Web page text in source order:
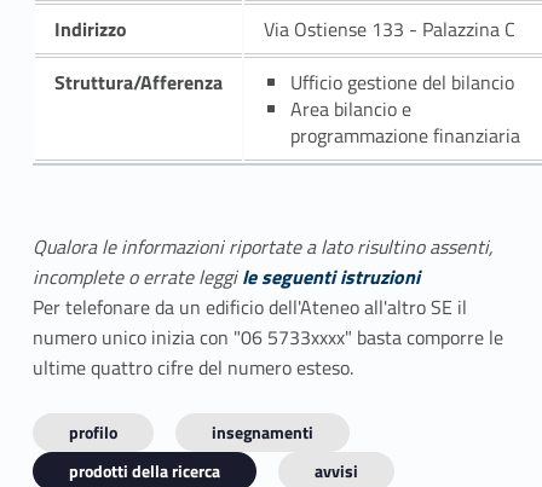
Indirizzo
Via Ostiense 133 - Palazzina C
Struttura/Afferenza
Ufficio gestione del bilancio
Area bilancio e
programmazione finanziaria
Qualora le informazioni riportate a lato risultino assenti,
incomplete o errate leggile seguenti istruzioni
Per telefonare da un edificio dell'Ateneo all'altro SE il
numero unico inizia con "06 5733xxxx" basta comporre le
ultime quattro cifre del numero esteso.
profilo
insegnamenti
prodotti della ricerca
avvisi